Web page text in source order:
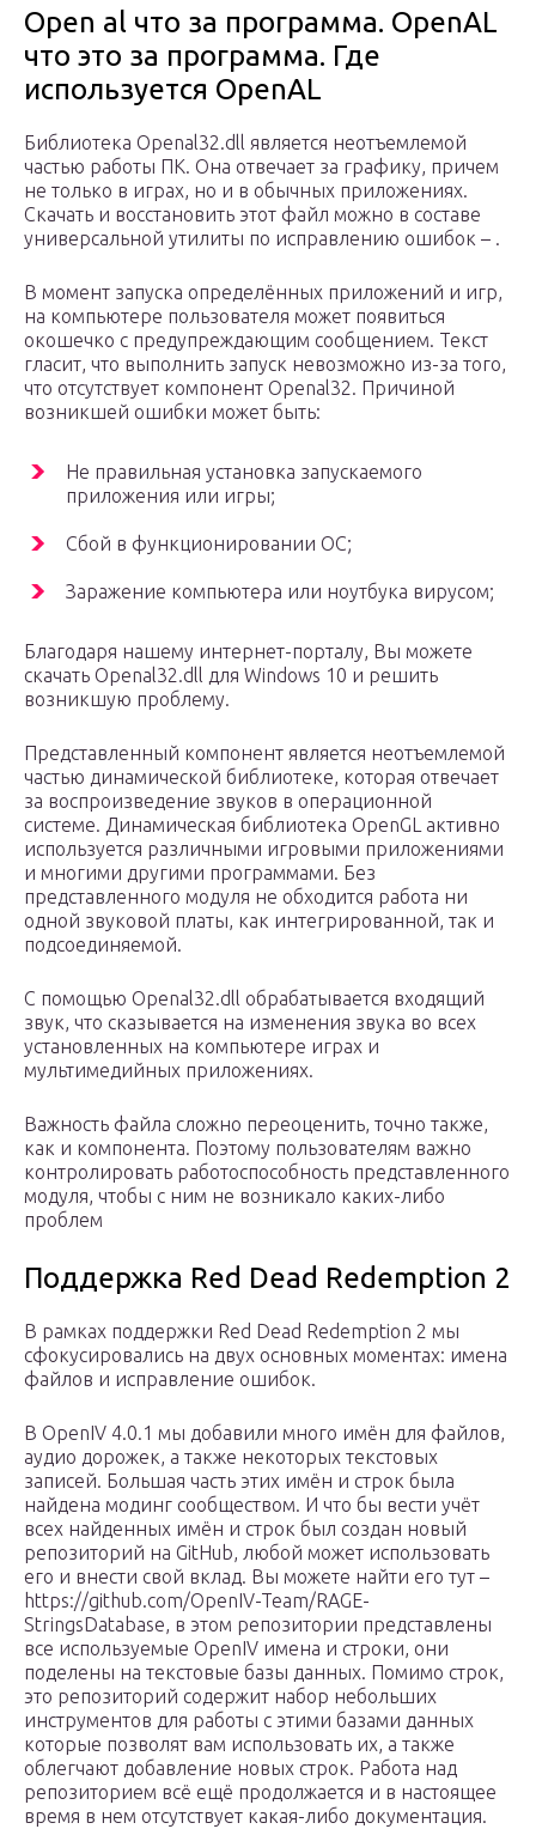
Open al что за программа. OpenAL
что это за программа. Где
используется OpenAL
Библиотека Openal32.dll является неотъемлемой
частью работы ПК. Она отвечает за графику, причем
не только в играх, но и в обычных приложениях.
Скачать и восстановить этот файл можно в составе
универсальной утилиты по исправлению ошибок – .
В момент запуска определённых приложений и игр,
на компьютере пользователя может появиться
окошечко с предупреждающим сообщением. Текст
гласит, что выполнить запуск невозможно из-за того,
что отсутствует компонент Openal32. Причиной
возникшей ошибки может быть:
Не правильная установка запускаемого
приложения или игры;
Сбой в функционировании ОС;
Заражение компьютера или ноутбука вирусом;
Благодаря нашему интернет-порталу, Вы можете
скачать Openal32.dll для Windows 10 и решить
возникшую проблему.
Представленный компонент является неотъемлемой
частью динамической библиотеке, которая отвечает
за воспроизведение звуков в операционной
системе. Динамическая библиотека OpenGL активно
используется различными игровыми приложениями
и многими другими программами. Без
представленного модуля не обходится работа ни
одной звуковой платы, как интегрированной, так и
подсоединяемой.
С помощью Openal32.dll обрабатывается входящий
звук, что сказывается на изменения звука во всех
установленных на компьютере играх и
мультимедийных приложениях.
Важность файла сложно переоценить, точно также,
как и компонента. Поэтому пользователям важно
контролировать работоспособность представленного
модуля, чтобы с ним не возникало каких-либо
проблем
Поддержка Red Dead Redemption 2
В рамках поддержки Red Dead Redemption 2 мы
сфокусировались на двух основных моментах: имена
файлов и исправление ошибок.
В OpenIV 4.0.1 мы добавили много имён для файлов,
аудио дорожек, а также некоторых текстовых
записей. Большая часть этих имён и строк была
найдена модинг сообществом. И что бы вести учёт
всех найденных имён и строк был создан новый
репозиторий на GitHub, любой может использовать
его и внести свой вклад. Вы можете найти его тут –
https://github.com/OpenIV-Team/RAGE-
StringsDatabase, в этом репозитории представлены
все используемые OpenIV имена и строки, они
поделены на текстовые базы данных. Помимо строк,
это репозиторий содержит набор небольших
инструментов для работы с этими базами данных
которые позволят вам использовать их, а также
облегчают добавление новых строк. Работа над
репозиторием всё ещё продолжается и в настоящее
время в нем отсутствует какая-либо документация.